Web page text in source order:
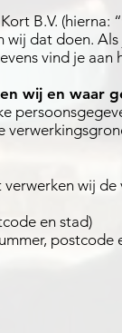
B.V.
wij dat doen.
vind je aan
wij en waar
wij
en stad)
postcode